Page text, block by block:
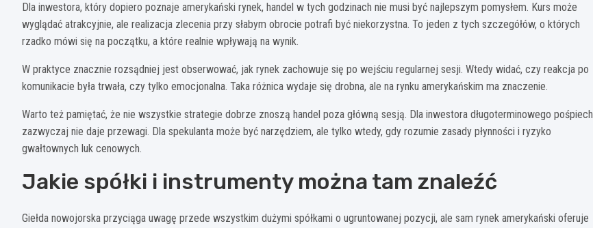
Dla inwestora, który dopiero poznaje amerykański rynek, handel w tych godzinach nie musi być najlepszym pomysłem. Kurs może
wyglądać atrakcyjnie, ale realizacja zlecenia przy słabym obrocie potrafi być niekorzystna. To jeden z tych szczegółów, o których
rzadko mówi się na początku, a które realnie wpływają na wynik.
W praktyce znacznie rozsądniej jest obserwować, jak rynek zachowuje się po wejściu regularnej sesji. Wtedy widać, czy reakcja po
komunikacie była trwała, czy tylko emocjonalna. Taka różnica wydaje się drobna, ale na rynku amerykańskim ma znaczenie.
Warto też pamiętać, że nie wszystkie strategie dobrze znoszą handel poza główną sesją. Dla inwestora długoterminowego pośpiech
zazwyczaj nie daje przewagi. Dla spekulanta może być narzędziem, ale tylko wtedy, gdy rozumie zasady płynności i ryzyko
gwałtownych luk cenowych.
Jakie spółki i instrumenty można tam znaleźć
Giełda nowojorska przyciąga uwagę przede wszystkim dużymi spółkami o ugruntowanej pozycji, ale sam rynek amerykański oferuje